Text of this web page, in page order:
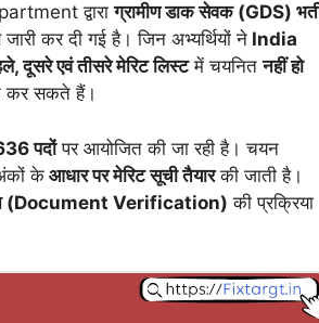
द्वाराग्रामीण डाक सेवक (GDS)
कर दी गई है। जिन अभ्यर्थियों ने India
दूसरे एवं तीसरे मेरिट लिस्टमें चयनितनहीं हो
कर सकते हैं।
पदोंपर आयोजित की जा रही है। चयन
अंकों के आधार पर मेरिट सूची तैयारकी जाती है।
(Document Verification) की प्रक्रिया